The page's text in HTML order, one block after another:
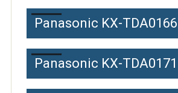
Panasonic KX-TDA0166
Panasonic KX-TDA0171